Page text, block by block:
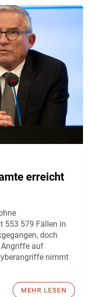
erreicht
553 579 Fällen in
doch
Angriffe auf
nimmt
MEHR LESEN